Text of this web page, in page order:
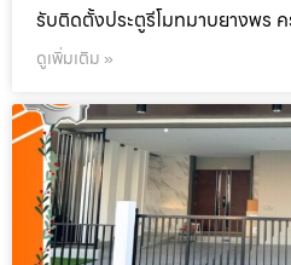
รับติดตั้งประตูรีโมทมาบยางพร ค
ดูเพิ่มเติม »